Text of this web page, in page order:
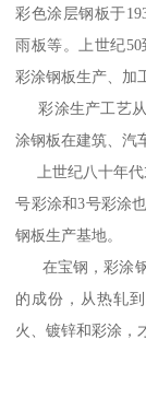
彩色涂层钢板于
雨板等。上世纪
彩涂钢板生产、加
彩涂生产工艺从
涂钢板在建筑、汽
上世纪八十年代
号彩涂和3号彩涂
钢板生产基地。
在宝钢，彩涂钢
的成份，从热轧
火、镀锌和彩涂，